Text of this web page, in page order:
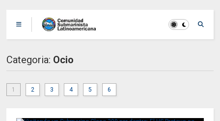
Categoria: Ocio
1 2 3 4 5 6